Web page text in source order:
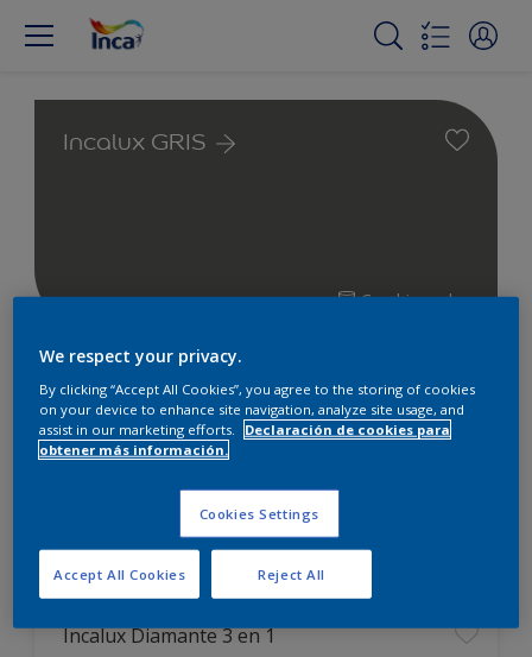
Incalux GRIS
Cambiar color
Encuentra los productos para
tu proyecto
Filter
Incalux Diamante 3 en 1
We respect your privacy.
By clicking “Accept All Cookies”, you agree to the storing of cookies
on your device to enhance site navigation, analyze site usage, and
assist in our marketing efforts.
Declaración de cookies para
obtener más información.
Cookies Settings
Reject All
Accept All Cookies